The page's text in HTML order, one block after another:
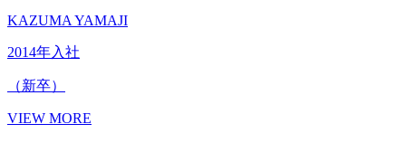
KAZUMA YAMAJI
2014年入社
（新卒）
VIEW MORE